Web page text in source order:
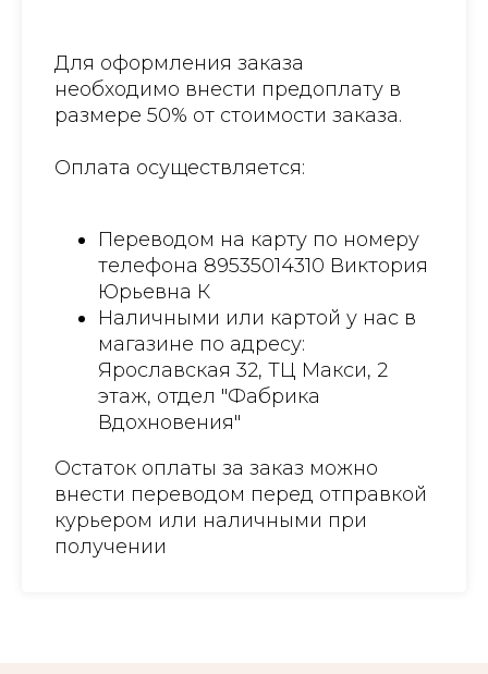
Для оформления заказа
необходимо внести предоплату в
размере 50% от стоимости заказа.
Оплата осуществляется:
Переводом на карту по номеру
телефона 89535014310 Виктория
Юрьевна К
Наличными или картой у нас в
магазине по адресу:
Ярославская 32, ТЦ Макси, 2
этаж, отдел "Фабрика
Вдохновения"
Остаток оплаты за заказ можно
внести переводом перед отправкой
курьером или наличными при
получении